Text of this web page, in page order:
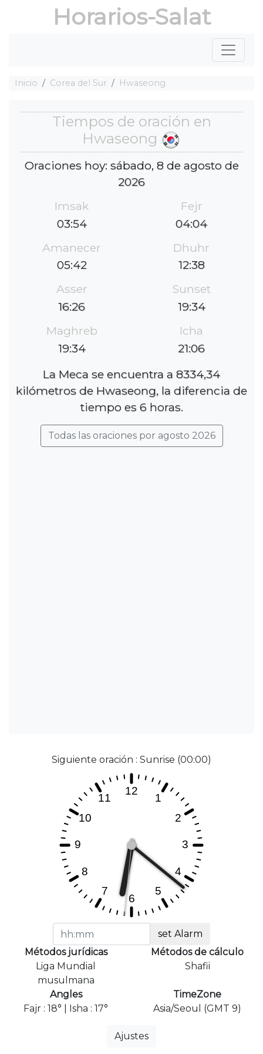
Horarios-Salat
Inicio Corea del Sur Hwaseong
Tiempos de oración en
Hwaseong
Oraciones hoy: sábado, 8 de agosto de
2026
Imsak
03:54
Fejr
04:04
Amanecer
05:42
Dhuhr
12:38
Asser
16:26
Sunset
19:34
Maghreb
19:34
Icha
21:06
La Meca se encuentra a 8334,34
kilómetros de Hwaseong, la diferencia de
tiempo es 6 horas.
Todas las oraciones por agosto 2026
Siguiente oración : Sunrise (00:00)
set Alarm
Métodos jurídicas
Liga Mundial
musulmana
Métodos de cálculo
Shafii
Angles
Fajr : 18° | Isha : 17°
TimeZone
Asia/Seoul (GMT 9)
Ajustes